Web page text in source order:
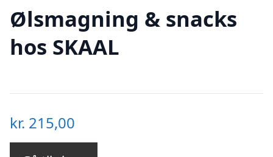
Ølsmagning & snacks
hos SKAAL
kr. 215,00